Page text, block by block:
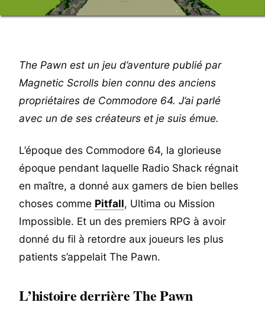
The Pawn est un jeu d’aventure publié par
Magnetic Scrolls bien connu des anciens
propriétaires de Commodore 64. J’ai parlé
avec un de ses créateurs et je suis émue.
L’époque des Commodore 64, la glorieuse
époque pendant laquelle Radio Shack régnait
en maître, a donné aux gamers de bien belles
choses comme Pitfall, Ultima ou Mission
Impossible. Et un des premiers RPG à avoir
donné du fil à retordre aux joueurs les plus
patients s’appelait The Pawn.
L’histoire derrière The Pawn